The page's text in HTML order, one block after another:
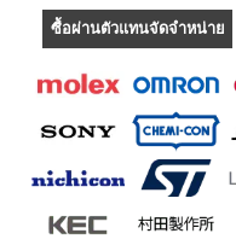
ซื้อผ่านตัวแทนจัดจำหน่าย